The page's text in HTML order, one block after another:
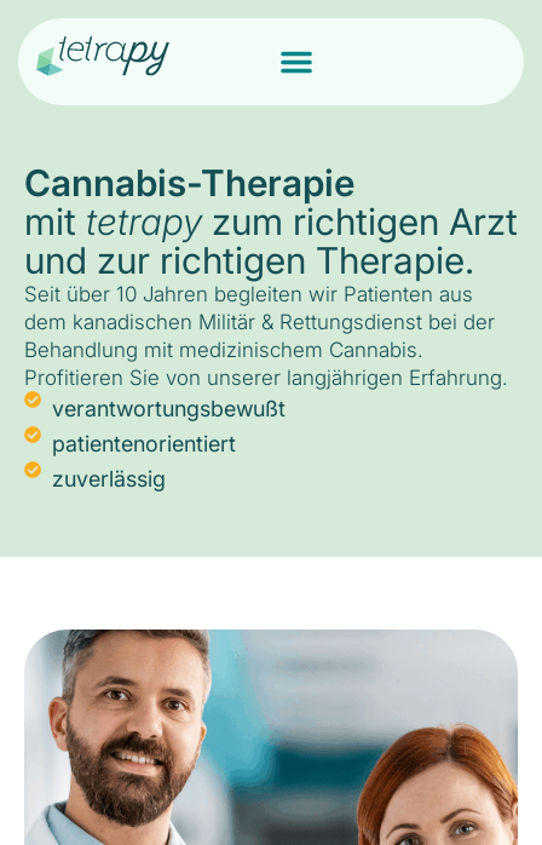
Cannabis-Therapie
mit tetrapyzum richtigen Arzt
und zur richtigen Therapie.
Seit über 10 Jahren begleiten wir Patienten aus
dem kanadischen Militär & Rettungsdienst bei der
Behandlung mit medizinischem Cannabis.
Profitieren Sie von unserer langjährigen Erfahrung.
verantwortungsbewußt
patientenorientiert
zuverlässig